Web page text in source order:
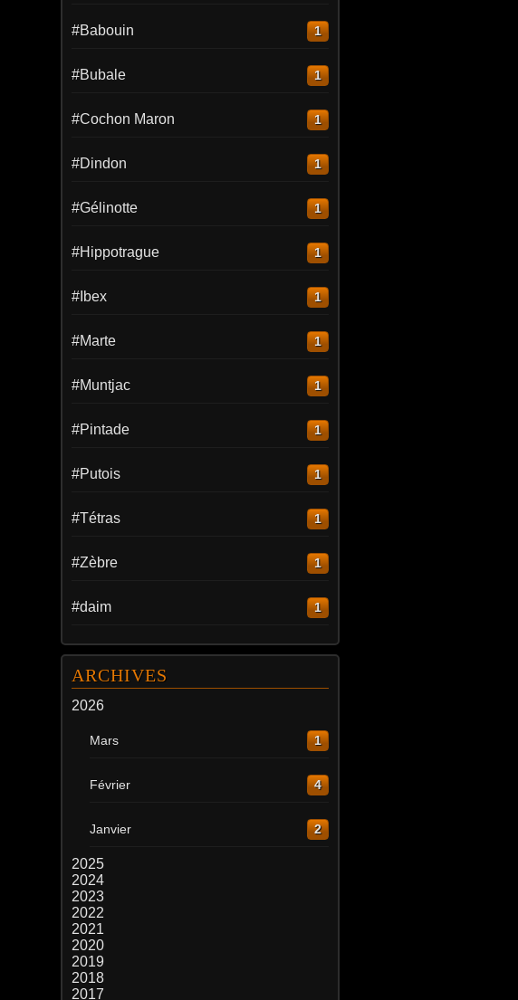
#Babouin 1
#Bubale 1
#Cochon Maron 1
#Dindon 1
#Gélinotte 1
#Hippotrague 1
#Ibex 1
#Marte 1
#Muntjac 1
#Pintade 1
#Putois 1
#Tétras 1
#Zèbre 1
#daim 1
ARCHIVES
2026
Mars 1
Février 4
Janvier 2
2025
2024
2023
2022
2021
2020
2019
2018
2017